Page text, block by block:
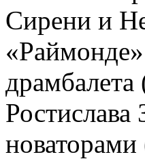
Сирени и
Ростислава